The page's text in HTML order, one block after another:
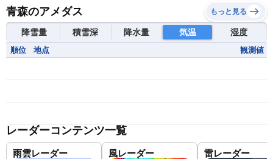
青森のアメダス もっと見る
降雪量 積雪深 降水量 気温 湿度
順位 地点 観測値
レーダーコンテンツ一覧
雨雲レーダー 風レーダー 雷レーダー